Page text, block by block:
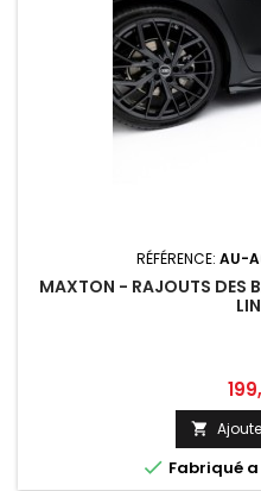
RÉFÉRENCE: AU-
MAXTON - RAJOUTS DES
Prix

 Fabriqué